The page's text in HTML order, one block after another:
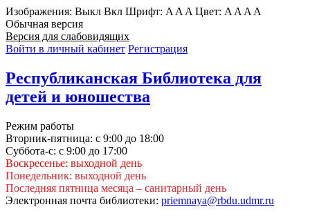
Изображения: Выкл Вкл Шрифт: A A A Цвет: A A A A
Обычная версия
Версия для слабовидящих
Войти в личный кабинет Регистрация
Республиканская Библиотека для
детей и юношества
Режим работы
Вторник-пятница: с 9:00 до 18:00
Суббота-с: с 9:00 до 17:00
Воскресенье: выходной день
Понедельник: выходной день
Последняя пятница месяца – санитарный день
Электронная почта библиотеки: priemnaya@rbdu.udmr.ru